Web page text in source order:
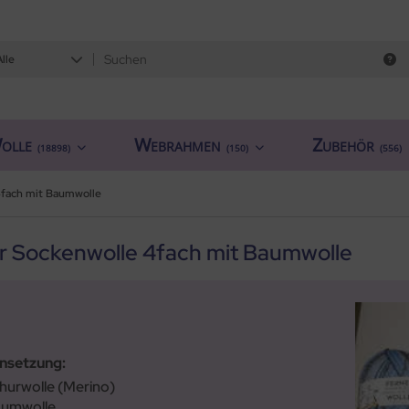
(18898) Webrahmen (150) Zubehör (556)
mit Baumwolle
Sockenwolle 4fach mit Baumwolle
(Merino)